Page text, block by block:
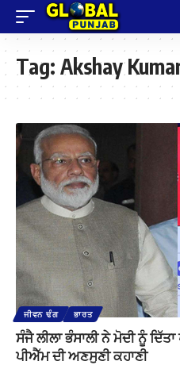
Tag: Akshay
ਜੀਵਨ ਢੰਗ ਭਾਰਤ
ਸੰਜੈ ਲੀਲਾ ਭੰਸਾਲੀ ਨੇ ਮੋਦੀ ਨੂੰ
ਪੀਐੱਮ ਦੀ ਅਣਸੁਣੀ ਕਹਾਣੀ